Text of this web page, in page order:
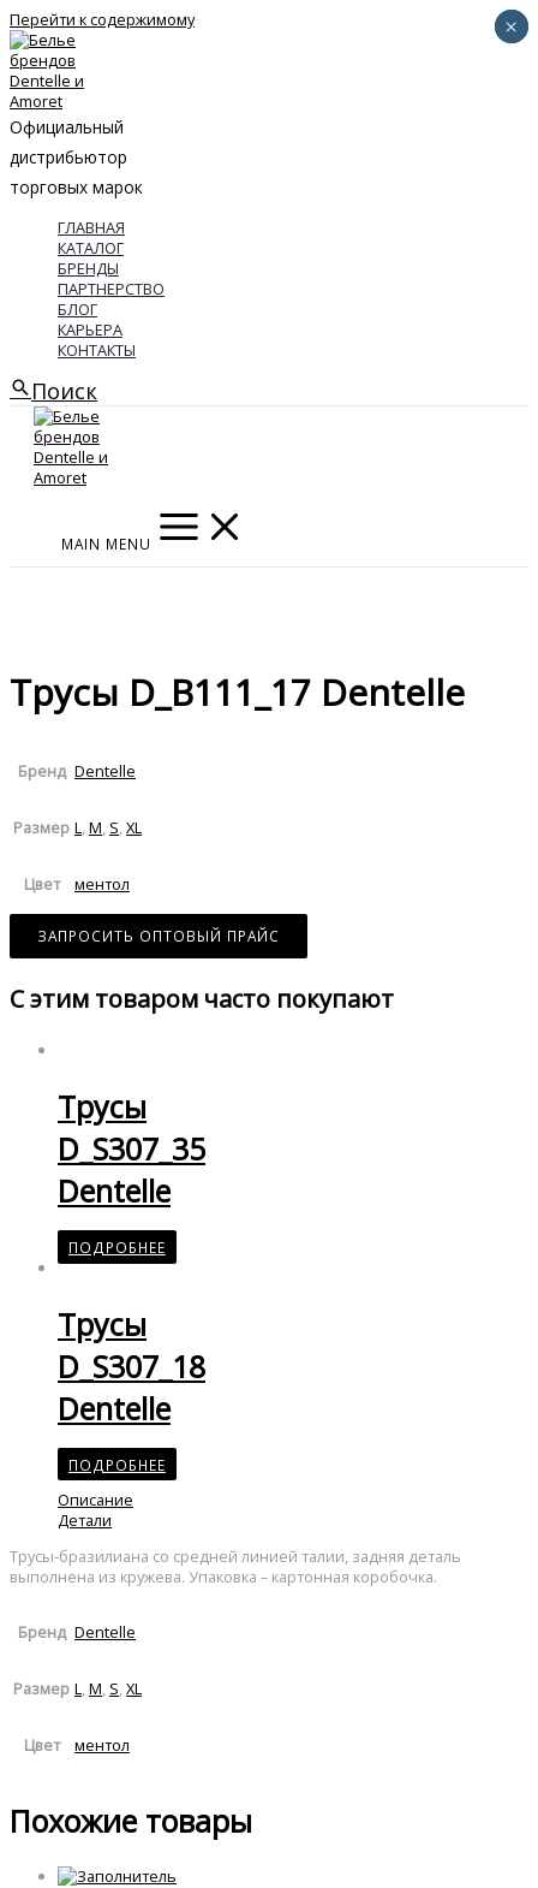
Перейти к содержимому
Официальный
дистрибьютор
торговых марок
ГЛАВНАЯ
КАТАЛОГ
БРЕНДЫ
ПАРТНЕРСТВО
БЛОГ
КАРЬЕРА
КОНТАКТЫ
Поиск
MAIN MENU
Трусы D_B111_17 Dentelle
Бренд Dentelle
Размер L,M, S,XL
Цвет ментол
ЗАПРОСИТЬ ОПТОВЫЙ ПРАЙС
С этим товаром часто покупают
Трусы
D_S307_35
Dentelle
ПОДРОБНЕЕ
Трусы
D_S307_18
Dentelle
ПОДРОБНЕЕ
Описание
Детали
Трусы-бразилиана со средней линией талии, задняя деталь
выполнена из кружева. Упаковка – картонная коробочка.
Бренд Dentelle
Размер L M S XL
Цвет ментол
Похожие товары
×
×